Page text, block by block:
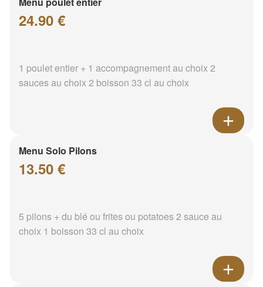
24.90 €
1 poulet entier + 1 accompagnement au choix 2
sauces au choix 2 boisson 33 cl au choix
Menu Solo Pilons
13.50 €
5 pilons + du blé ou frites ou potatoes 2 sauce au
choix 1 boisson 33 cl au choix